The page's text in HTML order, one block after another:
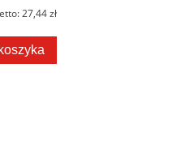
27,44 zł